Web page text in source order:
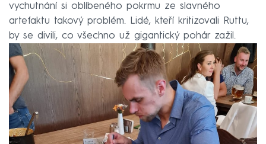
vychutnání si oblíbeného pokrmu ze slavného
artefaktu takový problém. Lidé, kteří kritizovali Ruttu,
by se divili, co všechno už gigantický pohár zažil.